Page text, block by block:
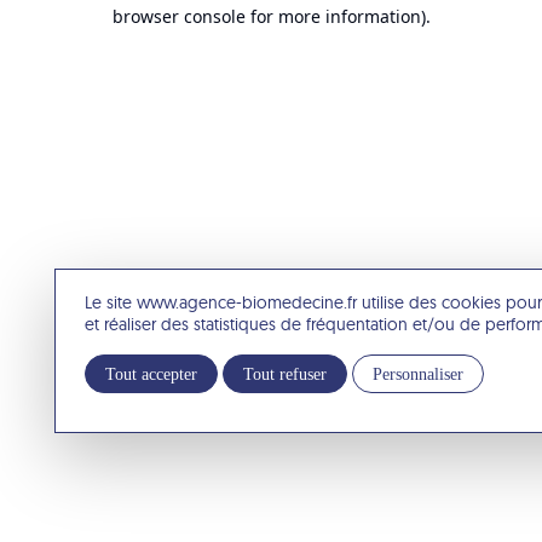
Le site www.agence-biomedecine.fr utilise des cookies
et réaliser des statistiques de fréquentation et/ou de
Tout accepter Tout refuser Personnaliser
browser console for more information).